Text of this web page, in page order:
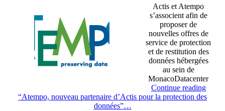
Actis et Atempo
s’associent afin de
proposer de
nouvelles offres de
service de protection
et de restitution des
données hébergées
au sein de
MonacoDatacenter
Continue reading
“Atempo, nouveau partenaire d’Actis pour la protection des
données”…